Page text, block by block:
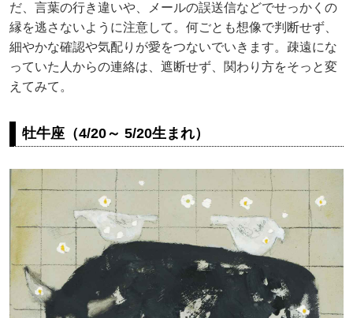
だ、言葉の行き違いや、メールの誤送信などでせっかくの
縁を逃さないように注意して。何ごとも想像で判断せず、
細やかな確認や気配りが愛をつないでいきます。疎遠にな
っていた人からの連絡は、遮断せず、関わり方をそっと変
えてみて。
牡牛座（4/20～ 5/20生まれ）